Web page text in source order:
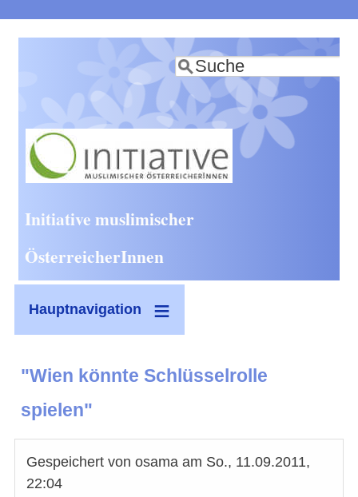
zum
Inhalt
Suche
Initiative muslimischer
ÖsterreicherInnen
Hauptnavigation
"Wien könnte Schlüsselrolle
spielen"
Gespeichert von osama am So., 11.09.2011,
22:04